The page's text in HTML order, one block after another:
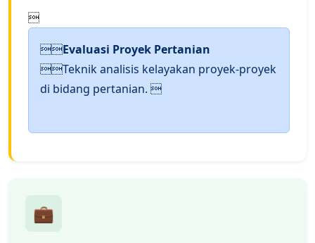

Evaluasi Proyek Pertanian
Teknik analisis kelayakan proyek-proyek
di bidang pertanian. 
💼